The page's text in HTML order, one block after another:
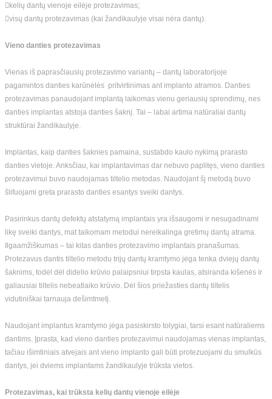
kelių dantų vienoje eilėje protezavimas;
visų dantų protezavimas (kai žandikaulyje visai nėra dantų).
Vieno danties protezavimas
Vienas iš paprasčiausių protezavimo variantų – dantų laboratorijoje
pagamintos danties karūnėlės pritvirtinimas ant implanto atramos. Danties
protezavimas panaudojant implantą laikomas vienu geriausių sprendimų, nes
danties implantas atstoja danties šaknį. Tai – labai artima natūraliai dantų
struktūrai žandikaulyje.
Implantas, kaip danties šaknies pamaina, sustabdo kaulo nykimą prarasto
danties vietoje. Anksčiau, kai implantavimas dar nebuvo paplitęs, vieno danties
protezavimui buvo naudojamas tiltelio metodas. Naudojant šį metodą buvo
šlifuojami greta prarasto danties esantys sveiki dantys.
Pasirinkus dantų defektų atstatymą implantais yra išsaugomi ir nesugadinami
likę sveiki dantys, mat taikomam metodui nereikalinga gretimų dantų atrama.
Ilgaamžiškumas – tai kitas danties protezavimo implantais pranašumas.
Protezavus dantis tiltelio metodu trijų dantų kramtymo jėga tenka dviejų dantų
šaknims, todėl dėl didelio krūvio palaipsniui tirpsta kaulas, atsiranda kišenės ir
galiausiai tiltelis nebeatlaiko krūvio. Dėl šios priežasties dantų tiltelis
vidutiniškai tarnauja dešimtmetį.
Naudojant implantus kramtymo jėga pasiskirsto tolygiai, tarsi esant natūraliems
dantims. Įprasta, kad vieno danties protezavimui naudojamas vienas implantas,
tačiau išimtiniais atvejais ant vieno implanto gali būti protezuojami du smulkūs
dantys, jei dviems implantams žandikaulyje trūksta vietos.
Protezavimas, kai trūksta kelių dantų vienoje eilėje